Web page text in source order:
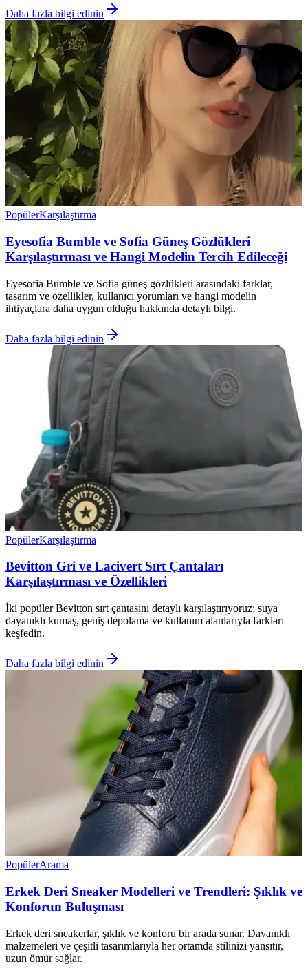
Daha fazla bilgi edinin
PopülerKarşılaştırma
Eyesofia Bumble ve Sofia Güneş Gözlükleri
Karşılaştırması ve Hangi Modelin Tercih Edileceği
Eyesofia Bumble ve Sofia güneş gözlükleri arasındaki farklar,
tasarım ve özellikler, kullanıcı yorumları ve hangi modelin
ihtiyaçlara daha uygun olduğu hakkında detaylı bilgi.
Daha fazla bilgi edinin
PopülerKarşılaştırma
Bevitton Gri ve Lacivert Sırt Çantaları
Karşılaştırması ve Özellikleri
İki popüler Bevitton sırt çantasını detaylı karşılaştırıyoruz: suya
dayanıklı kumaş, geniş depolama ve kullanım alanlarıyla farkları
keşfedin.
Daha fazla bilgi edinin
PopülerArama
Erkek Deri Sneaker Modelleri ve Trendleri: Şıklık ve
Konforun Buluşması
Erkek deri sneakerlar, şıklık ve konforu bir arada sunar. Dayanıklı
malzemeleri ve çeşitli tasarımlarıyla her ortamda stilinizi yansıtır,
uzun ömür sağlar.